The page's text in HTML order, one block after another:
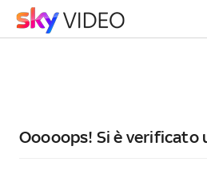
Ooooops! Si è verificato